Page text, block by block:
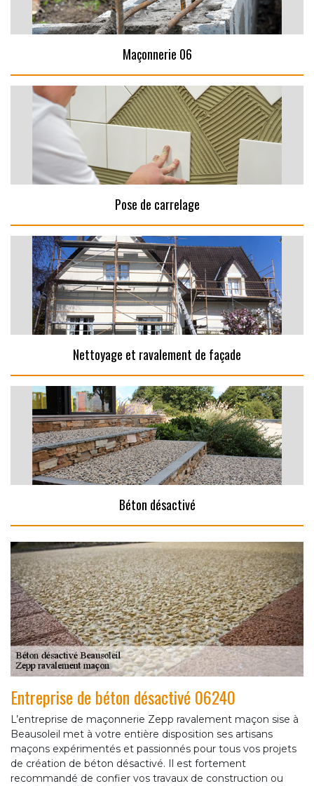
Maçonnerie 06
Pose de carrelage
Nettoyage et ravalement de façade
Béton désactivé
Entreprise de béton désactivé 06240
L’entreprise de maçonnerie Zepp ravalement maçon sise à
Beausoleil met à votre entière disposition ses artisans
maçons expérimentés et passionnés pour tous vos projets
de création de béton désactivé. Il est fortement
recommandé de confier vos travaux de construction ou